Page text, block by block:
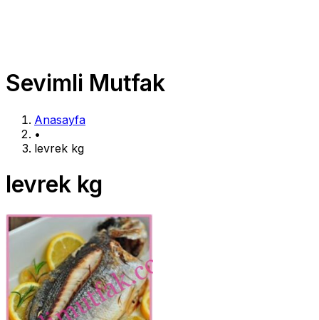
Sevimli Mutfak
Anasayfa
•
levrek kg
levrek kg